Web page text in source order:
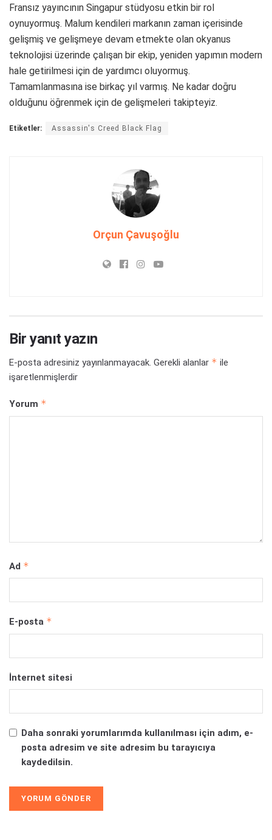
Fransız yayıncının Singapur stüdyosu etkin bir rol
oynuyormuş. Malum kendileri markanın zaman içerisinde
gelişmiş ve gelişmeye devam etmekte olan okyanus
teknolojisi üzerinde çalışan bir ekip, yeniden yapımın modern
hale getirilmesi için de yardımcı oluyormuş.
Tamamlanmasına ise birkaç yıl varmış. Ne kadar doğru
olduğunu öğrenmek için de gelişmeleri takipteyiz.
Etiketler: Assassin's Creed Black Flag
Orçun Çavuşoğlu
Bir yanıt yazın
E-posta adresiniz yayınlanmayacak. Gerekli alanlar * ile
işaretlenmişlerdir
Yorum *
Ad *
E-posta *
İnternet sitesi
Daha sonraki yorumlarımda kullanılması için adım, e-
posta adresim ve site adresim bu tarayıcıya
kaydedilsin.